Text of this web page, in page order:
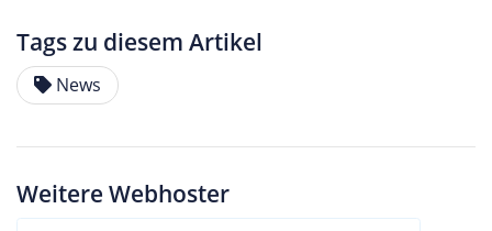
Tags zu diesem Artikel
News
Weitere Webhoster